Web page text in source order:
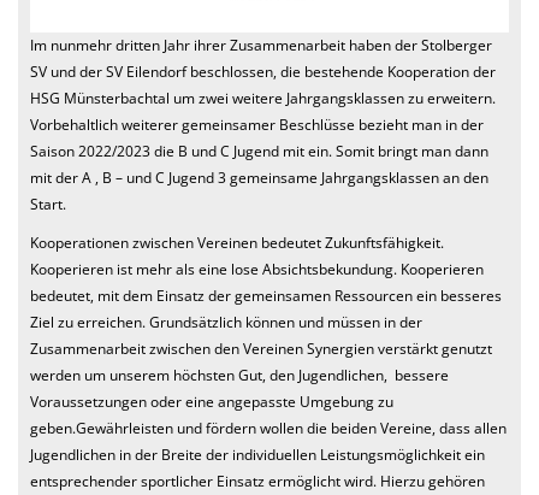
Im nunmehr dritten Jahr ihrer Zusammenarbeit haben der Stolberger
SV und der SV Eilendorf beschlossen, die bestehende Kooperation der
HSG Münsterbachtal um zwei weitere Jahrgangsklassen zu erweitern.
Vorbehaltlich weiterer gemeinsamer Beschlüsse bezieht man in der
Saison 2022/2023 die B und C Jugend mit ein. Somit bringt man dann
mit der A , B – und C Jugend 3 gemeinsame Jahrgangsklassen an den
Start.
Kooperationen zwischen Vereinen bedeutet Zukunftsfähigkeit.
Kooperieren ist mehr als eine lose Absichtsbekundung. Kooperieren
bedeutet, mit dem Einsatz der gemeinsamen Ressourcen ein besseres
Ziel zu erreichen. Grundsätzlich können und müssen in der
Zusammenarbeit zwischen den Vereinen Synergien verstärkt genutzt
werden um unserem höchsten Gut, den Jugendlichen, bessere
Voraussetzungen oder eine angepasste Umgebung zu
geben.Gewährleisten und fördern wollen die beiden Vereine, dass allen
Jugendlichen in der Breite der individuellen Leistungsmöglichkeit ein
entsprechender sportlicher Einsatz ermöglicht wird. Hierzu gehören